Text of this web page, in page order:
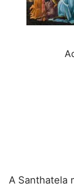
A Santhatela